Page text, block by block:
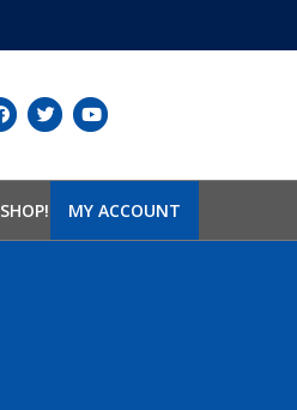
Facebook
Twitter
SHOP! MY ACCOUNT